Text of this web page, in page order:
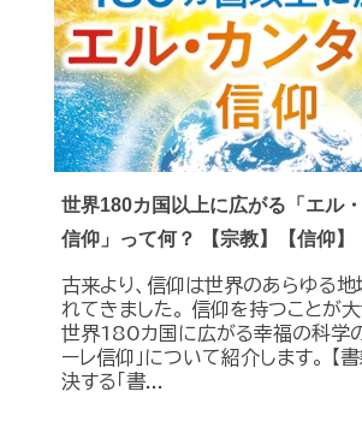
世界180カ国以上に広がる「エル
信仰」って何？ 【宗教】【信仰】
古来より、信仰は世界のあらゆる
れてきました。 信仰を持つことが大
世界180カ国に広がる幸福の科学の
ーレ信仰」について紹介します。 【
決する「書...